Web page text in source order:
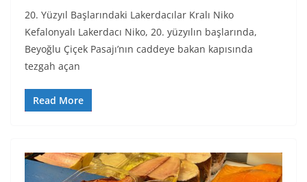
20. Yüzyıl Başlarındaki Lakerdacılar Kralı Niko
Kefalonyalı Lakerdacı Niko, 20. yüzyılın başlarında,
Beyoğlu Çiçek Pasajı’nın caddeye bakan kapısında
tezgah açan
Read More